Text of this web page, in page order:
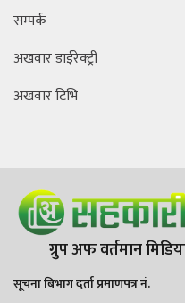
सम्पर्क
अखवार डाईरेक्ट्री
अखवार टिभि
ग्रुप अफ वर्तमान
सूचना बिभाग दर्ता प्रमाणपत्र नं.